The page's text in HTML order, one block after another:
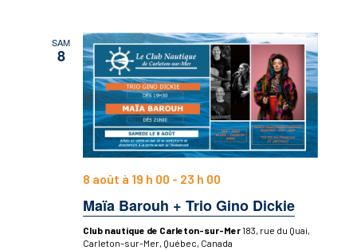
SAM
8
Maïa Barouh + Trio Gino Dickie
8 août à 19 h 00 - 23 h 00
Club nautique de Carleton-sur-Mer183, rue du Quai,
Carleton-sur-Mer, Québec, Canada